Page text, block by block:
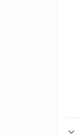
expand_more